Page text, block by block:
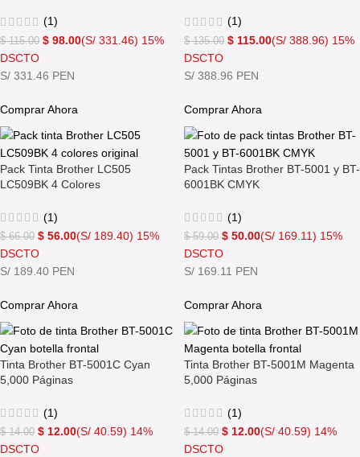
(1)
$115.00 $ 98.00(S/ 331.46) 15%
DSCTO
S/ 331.46 PEN
Comprar Ahora
(1)
$135.00 $ 115.00(S/ 388.96) 15%
DSCTO
S/ 388.96 PEN
Comprar Ahora
Pack Tinta Brother LC505
LC509BK 4 Colores
(1)
$66.00 $ 56.00(S/ 189.40) 15%
DSCTO
S/ 189.40 PEN
Comprar Ahora
Pack Tintas Brother BT-5001 y BT-
6001BK CMYK
(1)
$59.00 $ 50.00(S/ 169.11) 15%
DSCTO
S/ 169.11 PEN
Comprar Ahora
Tinta Brother BT-5001C Cyan
5,000 Páginas
(1)
$14.00 $ 12.00(S/ 40.59) 14%
DSCTO
Tinta Brother BT-5001M Magenta
5,000 Páginas
(1)
$14.00 $ 12.00(S/ 40.59) 14%
DSCTO